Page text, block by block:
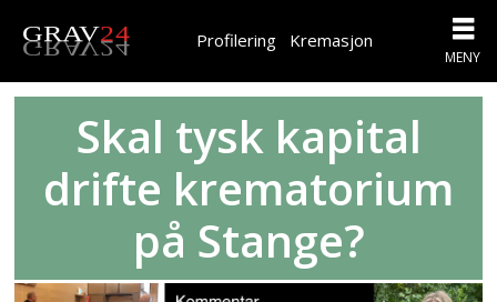
Profilering Kremasjon
Skal tysk kapital
drifte krematorium
på Stange?